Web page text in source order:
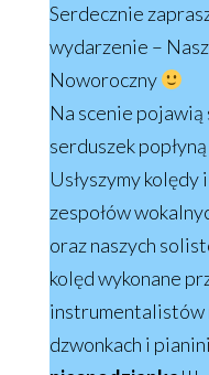
Serdecznie
wydarzenie –
Noworoczny
Na scenie pojawią
serduszek
Usłyszymy kolędy
zespołów
oraz naszych
kolęd wykonane
instrumentalistów
dzwonkach i